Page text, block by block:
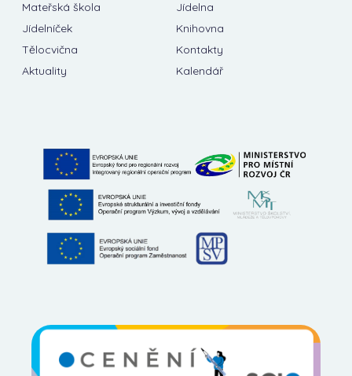
Mateřská škola
Jídelna
Jídelníček
Knihovna
Tělocvična
Kontakty
Aktuality
Kalendář